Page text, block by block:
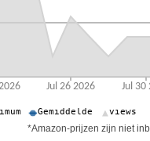
*Amazon-prijzen zijn niet